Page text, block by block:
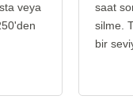
veya
saat
silme.
bir